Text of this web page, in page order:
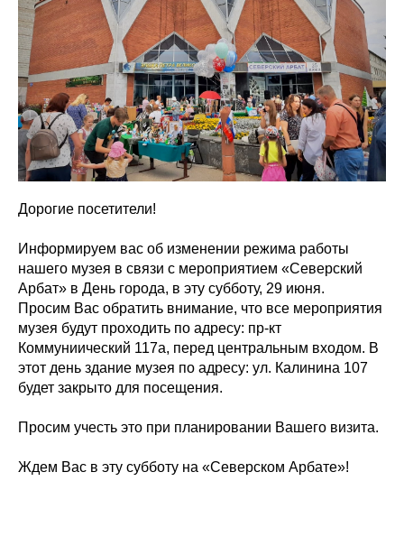
Дорогие посетители!
Информируем вас об изменении режима работы
нашего музея в связи с мероприятием «Северский
Арбат» в День города, в эту субботу, 29 июня.
Просим Вас обратить внимание, что все мероприятия
музея будут проходить по адресу: пр-кт
Коммуниический 117а, перед центральным входом. В
этот день здание музея по адресу: ул. Калинина 107
будет закрыто для посещения.
Просим учесть это при планировании Вашего визита.
Ждем Вас в эту субботу на «Северском Арбате»!